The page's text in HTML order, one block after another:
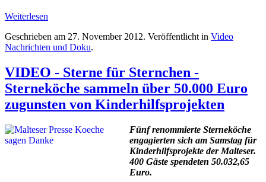
Weiterlesen
Geschrieben am 27. November 2012. Veröffentlicht in Video
Nachrichten und Doku.
VIDEO - Sterne für Sternchen -
Sterneköche sammeln über 50.000 Euro
zugunsten von Kinderhilfsprojekten
Fünf renommierte Sterneköche
engagierten sich am Samstag für
Kinderhilfsprojekte der Malteser.
400 Gäste spendeten 50.032,65
Euro.